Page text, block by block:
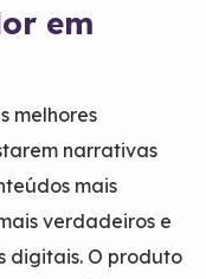
em
melhores
narrativas
mais
verdadeiros e
digitais. O produto